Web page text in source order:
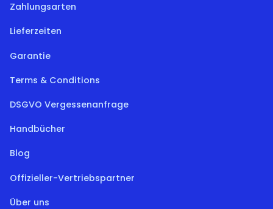
Zahlungsarten
Lieferzeiten
Garantie
Terms & Conditions
DSGVO Vergessenanfrage
Handbücher
Blog
Offizieller-Vertriebspartner
Über uns